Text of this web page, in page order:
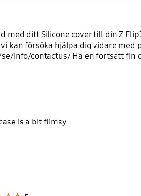
med ditt Silicone cover till din Z
kan försöka hjälpa dig vidare med
info/contactus/ Ha en fortsatt fin
is a bit flimsy